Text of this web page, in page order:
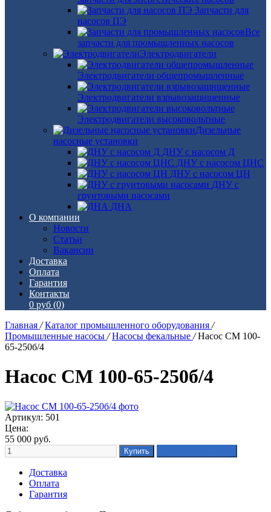
Запчасти для
насосов ПЭ
Все
запчасти для промышленных насосов
Электродвигатели
Электродвигатели общепромышленные
Электродвигатели взрывозащищенные
Электродвигатели высоковольтные
Дизельные
насосные установки
ДНУ с насосом Д
ДНУ с насосом ЦНС
ДНУ с насосом ЦН
ДНУ с
грунтовыми насосами
ДНА
О компании
Новости
Статьи
Вакансии
Доставка
Оплата
Гарантия
Контакты
0 руб (0)
Главная / Каталог промышленного оборудования /
Промышленные насосы / Насосы фекальные / Насос СМ 100-
65-250б/4
Насос СМ 100-65-250б/4
Артикул: 501
Цена:
55 000 руб.
Доставка
Оплата
Гарантия